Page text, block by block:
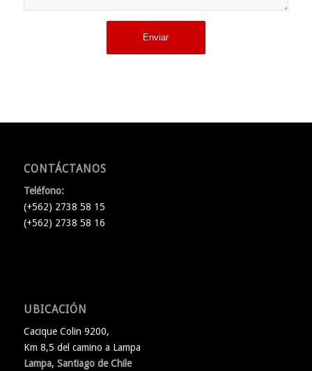
CONTÁCTANOS
Teléfono:
(+562) 2738 58 15
(+562) 2738 58 16
UBICACIÓN
Cacique Colin 9200,
Km 8,5 del camino a Lampa
Lampa, Santiago de Chile